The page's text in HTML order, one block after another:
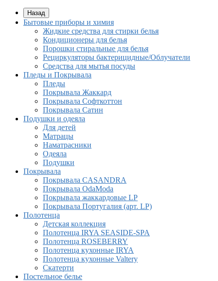
Назад
Бытовые приборы и химия
Жидкие средства для стирки белья
Кондиционеры для белья
Порошки стиральные для белья
Рециркуляторы бактерицидные/Облучатели
Средства для мытья посуды
Пледы и Покрывала
Пледы
Покрывала Жаккард
Покрывала Софткоттон
Покрывала Сатин
Подушки и одеяла
Для детей
Матрацы
Наматрасники
Одеяла
Подушки
Покрывала
Покрывалa CASANDRA
Покрывала OdaModa
Покрывала жаккардовые LP
Покрывала Португалия (арт. LP)
Полотенца
Детская коллекция
Полотенца IRYA SEASIDE-SPA
Полотенца ROSEBERRY
Полотенца кухонные IRYA
Полотенца кухонные Valtery
Скатерти
Постельное белье